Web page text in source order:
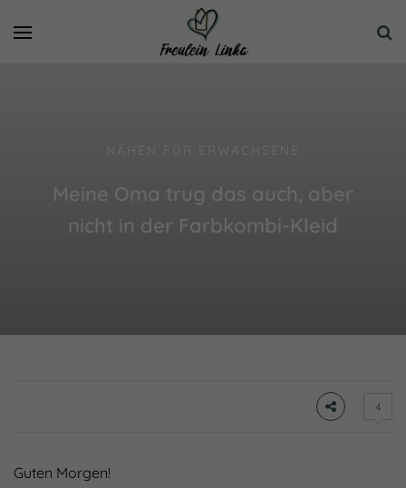
Meine Oma trug das auch, aber
nicht in der Farbkombi-Kleid
4
Guten Morgen!